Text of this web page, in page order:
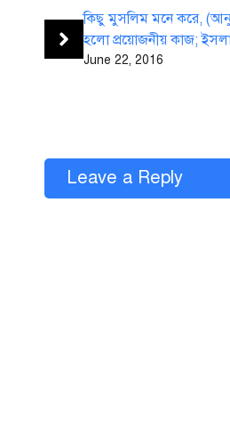
কিছু মুসলিম মনে করে,
হলো প্রয়োজনীয় কাজ; ইসলামী
June 22, 2016
Leave a Reply